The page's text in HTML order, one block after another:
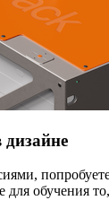
дизайне
обучения